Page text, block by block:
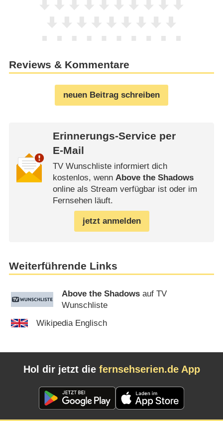
Reviews & Kommentare
neuen Beitrag schreiben
Erinnerungs-Service per
E-Mail
TV Wunschliste informiert dich
kostenlos, wenn Above the Shadows
online als Stream verfügbar ist oder im
Fernsehen läuft.
jetzt anmelden
Weiterführende Links
Above the Shadows auf TV
Wunschliste
Wikipedia Englisch
Hol dir jetzt die fernsehserien.de App